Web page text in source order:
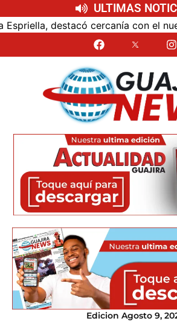
ULTIMAS
con el nuevo presidente y espera
Edicion Agosto 9,